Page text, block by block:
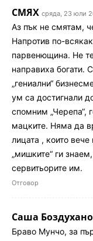
СМЯХ сряда, 23 юли
Аз пък не смятам,
Напротив по-
парвенющина. Не те
направиха богати.
„гениални“
ум са достигнали
спомним „Черепа“,
мацките. Няма да
лицата , които
„мишките“ ги
сервитьорите им.
Отговор
Саша
Браво Мунчо, за